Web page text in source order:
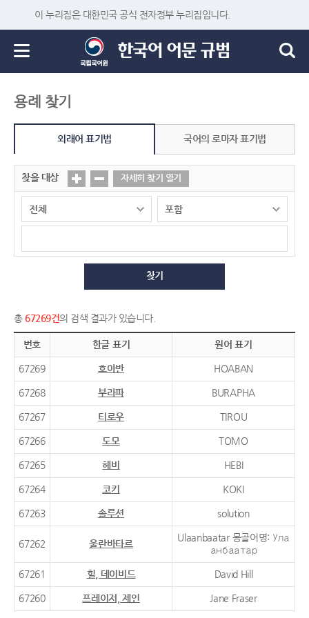
이 누리집은 대한민국 공식 전자정부 누리집입니다.
용례 찾기
외래어 표기법 국어의 로마자 표기법
찾을 대상 자세히 찾기 열기
찾기
총 67269건의 검색 결과가 있습니다.
번호 한글 표기 원어 표기
67269 호아반 HOABAN
67268 부라파 BURAPHA
67267 티로우 TIROU
67266 도모 TOMO
67265 헤비 HEBI
67264 코키 KOKI
67263 솔루션 solution
67262 울란바타르
Ulaanbaatar 몽골어명: Ула
анбаатар
67261 힐, 데이비드 David Hill
67260 프레이저, 제인 Jane Fraser